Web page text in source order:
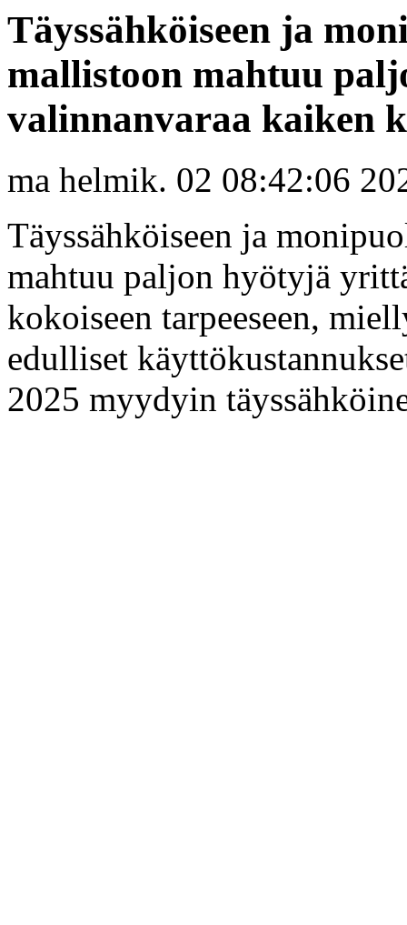
Täyssähköiseen ja
mallistoon mahtuu
valinnanvaraa kaiken
ma helmik. 02 08:42:06
Täyssähköiseen ja
mahtuu paljon hyötyjä
kokoiseen tarpeeseen,
edulliset
2025 myydyin